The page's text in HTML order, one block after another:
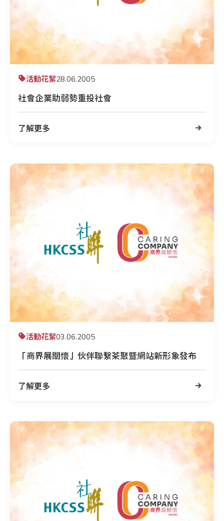
活動花絮28.06.2005
社會企業助弱勢重投社會
了解更多
活動花絮03.06.2005
「商界展關懷」伙伴聯繫茶聚暨網站新形象發布
了解更多